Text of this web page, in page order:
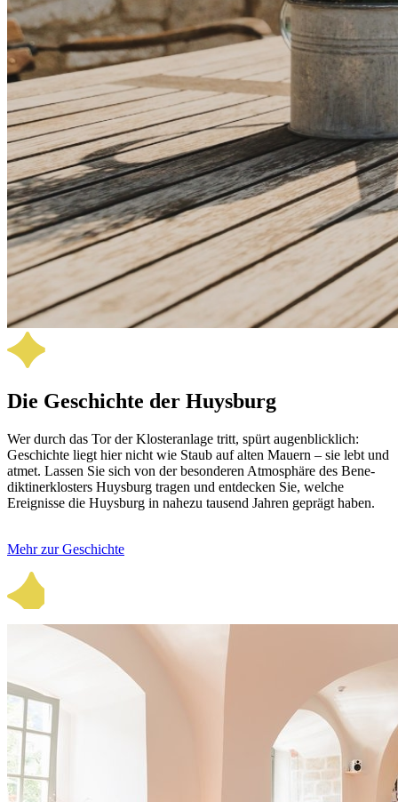
Die Geschichte der Huysburg
Wer durch das Tor der Kloster­anlage tritt, spürt augen­blicklich:
Geschichte liegt hier nicht wie Staub auf alten Mauern – sie lebt und
atmet. Lassen Sie sich von der besonderen Atmosphäre des Bene­
diktiner­klosters Huysburg tragen und entdecken Sie, welche
Ereignisse die Huysburg in nahezu tausend Jahren geprägt haben.
Mehr zur Geschichte